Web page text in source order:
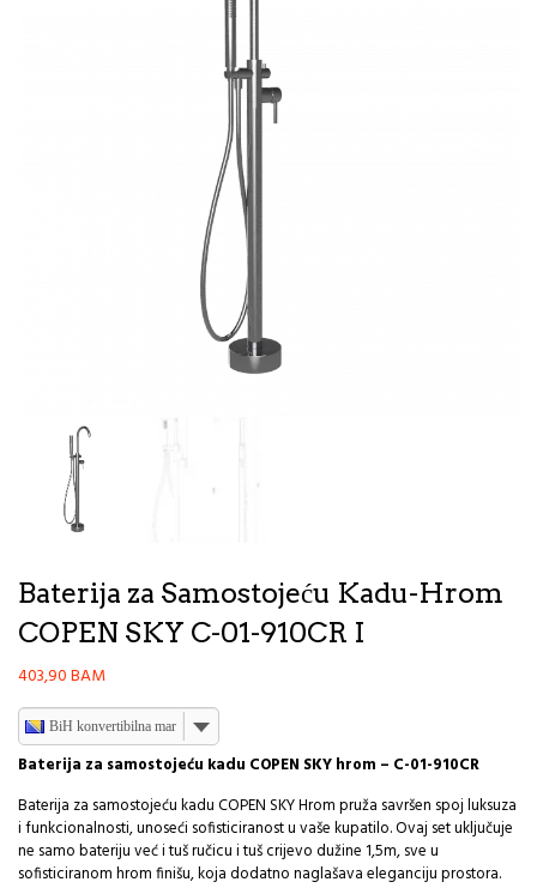
Baterija za Samostojeću Kadu-Hrom
COPEN SKY C-01-910CR I
403,90BAM
BiH konvertibilna marka
Baterija za samostojeću kadu COPEN SKY hrom – C-01-910CR
Baterija za samostojeću kadu COPEN SKY Hrom pruža savršen spoj luksuza
i funkcionalnosti, unoseći sofisticiranost u vaše kupatilo. Ovaj set uključuje
ne samo bateriju već i tuš ručicu i tuš crijevo dužine 1,5m, sve u
sofisticiranom hrom finišu, koja dodatno naglašava eleganciju prostora.